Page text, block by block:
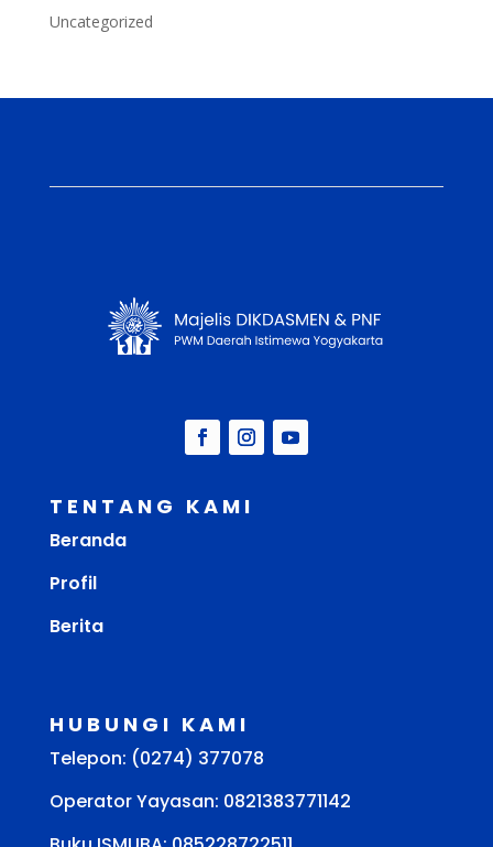
Uncategorized
TENTANG KAMI
Beranda
Profil
Berita
HUBUNGI KAMI
Telepon: (0274) 377078
Operator Yayasan: 0821383771142